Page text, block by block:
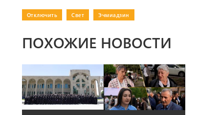
Отключить Свет Эчмиадзин
ПОХОЖИЕ НОВОСТИ